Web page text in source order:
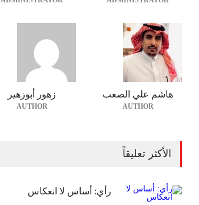
هاشم علي الصعب
AUTHOR
زهور أبوزهير
AUTHOR
الأكثر تعليقاً
رأي: أساس لا انعكاس